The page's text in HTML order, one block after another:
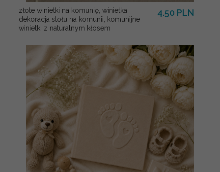
złote winietki na komunię, winietka
dekoracja stołu na komunii, komunijne
winietki z naturalnym kłosem
4.50 PLN